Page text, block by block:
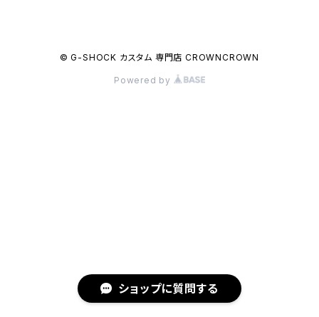
© G-SHOCK カスタム 専門店 CROWNCROWN
Powered by
ショップに質問する